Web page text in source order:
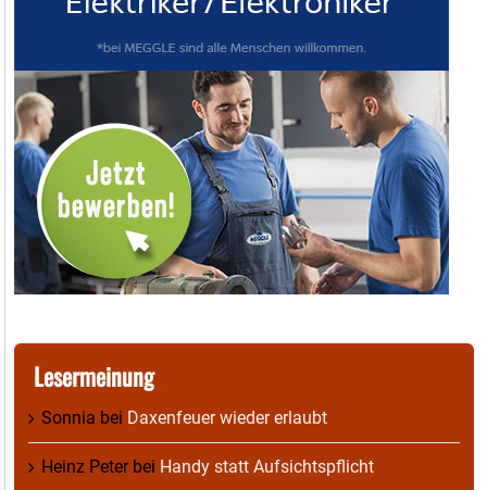
Lesermeinung
Sonnia bei Daxenfeuer wieder erlaubt
Heinz Peterbei Handy statt Aufsichtspflicht